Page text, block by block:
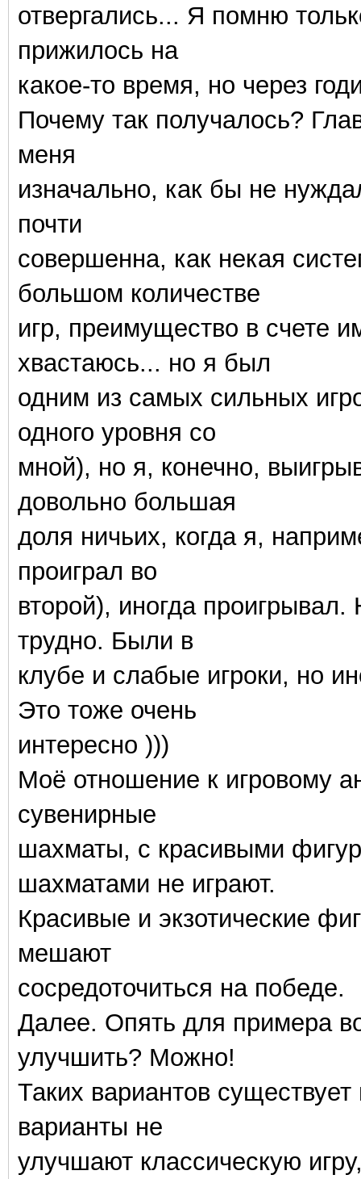
отвергались... Я помню
прижилось на
какое-то время, но через
Почему так получалось?
меня
изначально, как бы не
почти
совершенна, как некая
большом количестве
игр, преимущество в счете
хвастаюсь... но я был
одним из самых сильных
одного уровня со
мной), но я, конечно,
довольно большая
доля ничьих, когда я,
проиграл во
второй), иногда
трудно. Были в
клубе и слабые игроки, но
Это тоже очень
интересно )))
Моё отношение к игровому
сувенирные
шахматы, с красивыми
шахматами не играют.
Красивые и экзотические
мешают
сосредоточиться на победе.
Далее. Опять для примера
улучшить? Можно!
Таких вариантов
варианты не
улучшают классическую